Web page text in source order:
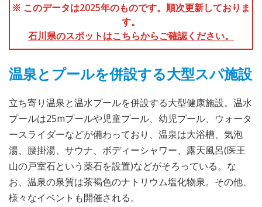
※ このデータは2025年のものです。順次更新しておりま
す。
石川県のスポットはこちらからご確認ください。
温泉とプールを併設する大型スパ施設
立ち寄り温泉と温水プールを併設する大型健康施設。温水
プールは25mプールや児童プール、幼児プール、ウォータ
ースライダーなどが備わっており、温泉は大浴槽、気泡
湯、腰掛湯、サウナ、ボディーシャワー、露天風呂(医王
山の戸室石という薬石を設置)などがそろっている。な
お、温泉の泉質は茶褐色のナトリウム塩化物泉。その他、
様々なイベントも開催される。